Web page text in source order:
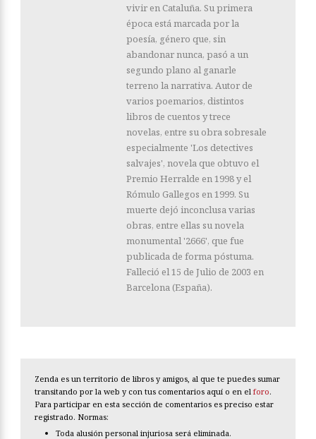
vivir en Cataluña. Su primera
época está marcada por la
poesía, género que, sin
abandonar nunca, pasó a un
segundo plano al ganarle
terreno la narrativa. Autor de
varios poemarios, distintos
libros de cuentos y trece
novelas, entre su obra sobresale
especialmente 'Los detectives
salvajes', novela que obtuvo el
Premio Herralde en 1998 y el
Rómulo Gallegos en 1999. Su
muerte dejó inconclusa varias
obras, entre ellas su novela
monumental '2666', que fue
publicada de forma póstuma.
Falleció el 15 de Julio de 2003 en
Barcelona (España).
Zenda es un territorio de libros y amigos, al que te puedes sumar
transitando por la web y con tus comentarios aquí o en el foro.
Para participar en esta sección de comentarios es preciso estar
registrado. Normas:
Toda alusión personal injuriosa será eliminada.